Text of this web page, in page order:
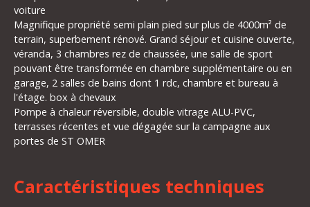
voiture
Magnifique propriété semi plain pied sur plus de 4000m² de
terrain, superbement rénové. Grand séjour et cuisine ouverte,
véranda, 3 chambres rez de chaussée, une salle de sport
pouvant être transformée en chambre supplémentaire ou en
garage, 2 salles de bains dont 1 rdc, chambre et bureau à
l'étage. box à chevaux
Pompe à chaleur réversible, double vitrage ALU-PVC,
terrasses récentes et vue dégagée sur la campagne aux
portes de ST OMER
Caractéristiques techniques